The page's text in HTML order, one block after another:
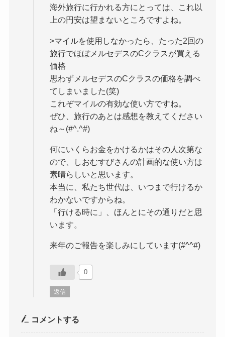
海外旅行に行かれる方にとっては、これ以
上の円安は望まないところですよね。
>マイルを使用しなかったら、たった2回の
旅行でほぼメルセデスのCクラスが買える
価格
思わずメルセデスのCクラスの価格を調べ
てしまいました(笑)
これぞマイルの有効な使い方ですね。
ぜひ、旅行のあとは感想を教えてください
ね～(#^.^#)
何にいくらお金をかけるかはその人次第な
ので、しおむすびさんの計画的な使い方は
素晴らしいと思います。
本当に、私たち世代は、いつまで行けるか
わかないですからね。
「行ける時に」、ほんとにその通りだと思
います。
来年のご報告を楽しみにしています(#^^#)
0
返信
コメントする